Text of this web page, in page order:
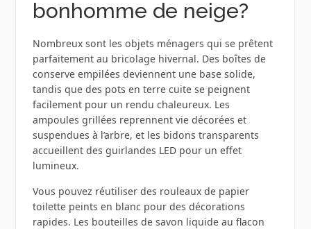
bonhomme de neige?
Nombreux sont les objets ménagers qui se prêtent
parfaitement au bricolage hivernal. Des boîtes de
conserve empilées deviennent une base solide,
tandis que des pots en terre cuite se peignent
facilement pour un rendu chaleureux. Les
ampoules grillées reprennent vie décorées et
suspendues à l’arbre, et les bidons transparents
accueillent des guirlandes LED pour un effet
lumineux.
Vous pouvez réutiliser des rouleaux de papier
toilette peints en blanc pour des décorations
rapides. Les bouteilles de savon liquide au flacon